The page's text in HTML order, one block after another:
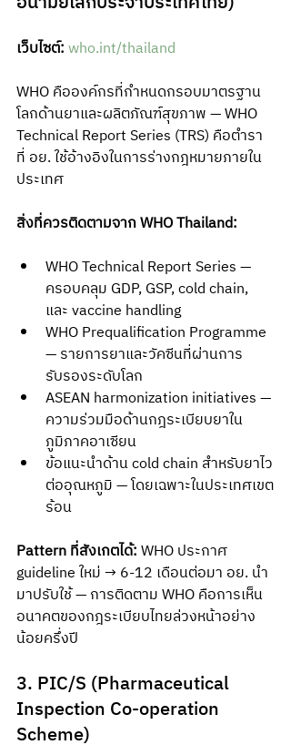
เว็บไซต์:who.int/thailand
WHO คือองค์กรที่กำหนดกรอบมาตรฐาน
โลกด้านยาและผลิตภัณฑ์สุขภาพ — WHO
Technical Report Series (TRS) คือตำรา
ที่ อย. ใช้อ้างอิงในการร่างกฎหมายภายใน
ประเทศ
สิ่งที่ควรติดตามจาก WHO Thailand:
WHO Technical Report Series —
ครอบคลุม GDP, GSP, cold chain,
และ vaccine handling
WHO Prequalification Programme
— รายการยาและวัคซีนที่ผ่านการ
รับรองระดับโลก
ASEAN harmonization initiatives —
ความร่วมมือด้านกฎระเบียบยาใน
ภูมิภาคอาเซียน
ข้อแนะนำด้าน cold chain สำหรับยาไว
ต่ออุณหภูมิ — โดยเฉพาะในประเทศเขต
ร้อน
Pattern ที่สังเกตได้: WHO ประกาศ
guideline ใหม่ → 6-12 เดือนต่อมา อย. นำ
มาปรับใช้ — การติดตาม WHO คือการเห็น
อนาคตของกฎระเบียบไทยล่วงหน้าอย่าง
น้อยครึ่งปี
3. PIC/S (Pharmaceutical
Inspection Co-operation
Scheme)